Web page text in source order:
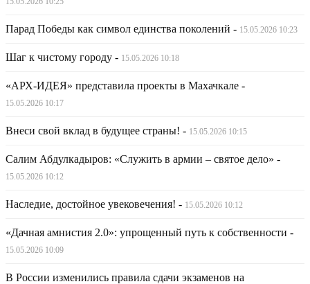
Парад Победы как символ единства поколений - 15.05.2026 10:23
Шаг к чистому городу - 15.05.2026 10:18
«АРХ-ИДЕЯ» представила проекты в Махачкале -
15.05.2026 10:17
Внеси свой вклад в будущее страны! - 15.05.2026 10:15
Салим Абдулкадыров: «Служить в армии – святое дело» -
15.05.2026 10:12
Наследие, достойное увековечения! - 15.05.2026 10:12
«Дачная амнистия 2.0»: упрощенный путь к собственности -
15.05.2026 10:09
В России изменились правила сдачи экзаменов на